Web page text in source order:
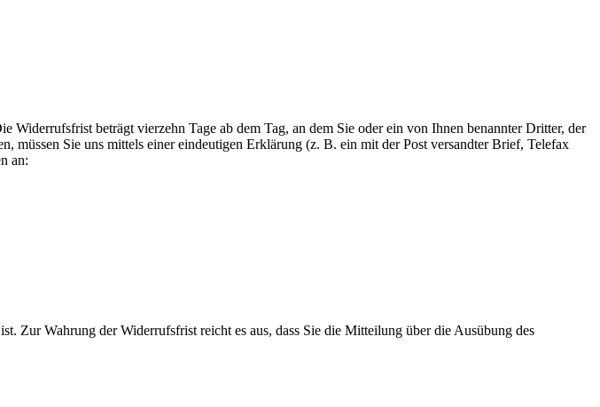
beträgt vierzehn Tage ab dem Tag, an dem Sie oder ein von Ihnen benannter Dritter, der
müssen Sie uns mittels einer eindeutigen Erklärung (z. B. ein mit der Post versandter Brief, Telefax
an:
Zur Wahrung der Widerrufsfrist reicht es aus, dass Sie die Mitteilung über die Ausübung des